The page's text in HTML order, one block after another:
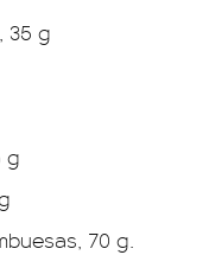
35 g
g
70 g.